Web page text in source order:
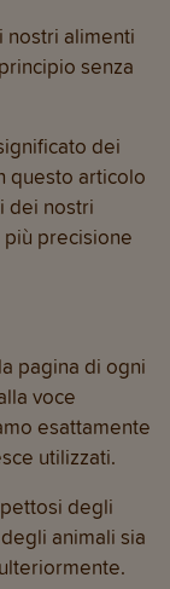
nostri alimenti
senza
dei
questo articolo
dei nostri
precisione
pagina di ogni
voce
esattamente
utilizzati.
degli
animali sia